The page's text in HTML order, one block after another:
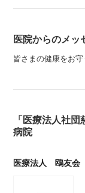
医院からのメッ
皆さまの健康をお
「医療法人社
病院
医療法人 鴎友会